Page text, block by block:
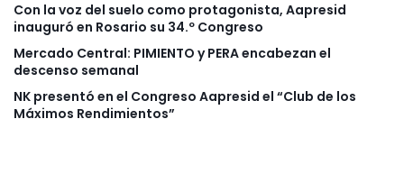
Con la voz del suelo como protagonista, Aapresid
inauguró en Rosario su 34.º Congreso
Mercado Central: PIMIENTO y PERA encabezan el
descenso semanal
NK presentó en el Congreso Aapresid el “Club de los
Máximos Rendimientos”